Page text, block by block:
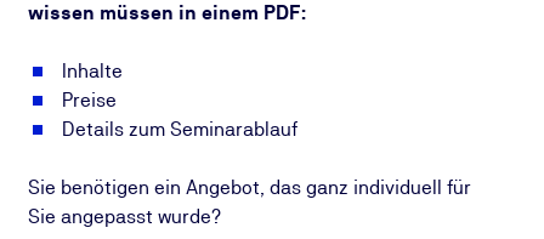
wissen müssen in einem PDF:
Inhalte
Preise
Details zum Seminarablauf
Sie benötigen ein Angebot, das ganz individuell für
Sie angepasst wurde?